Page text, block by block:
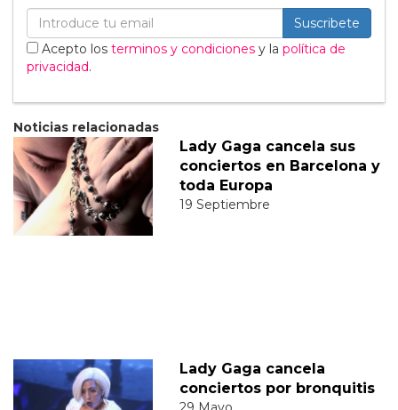
Suscribete
Acepto los terminos y condiciones y la política de
privacidad.
Noticias relacionadas
Lady Gaga cancela sus
conciertos en Barcelona y
toda Europa
19 Septiembre
Lady Gaga cancela
conciertos por bronquitis